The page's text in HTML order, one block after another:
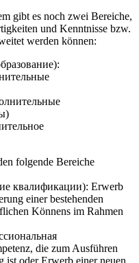
gibt es noch zwei Bereiche,
und Kenntnisse bzw.
werden können:
folgende Bereiche
квалификации): Erwerb
einer bestehenden
Könnens im Rahmen
die zum Ausführen